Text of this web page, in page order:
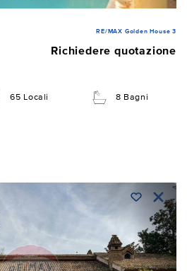
RE/MAX Golden House 3
Richiedere quotazione
65 Locali 8 Bagni